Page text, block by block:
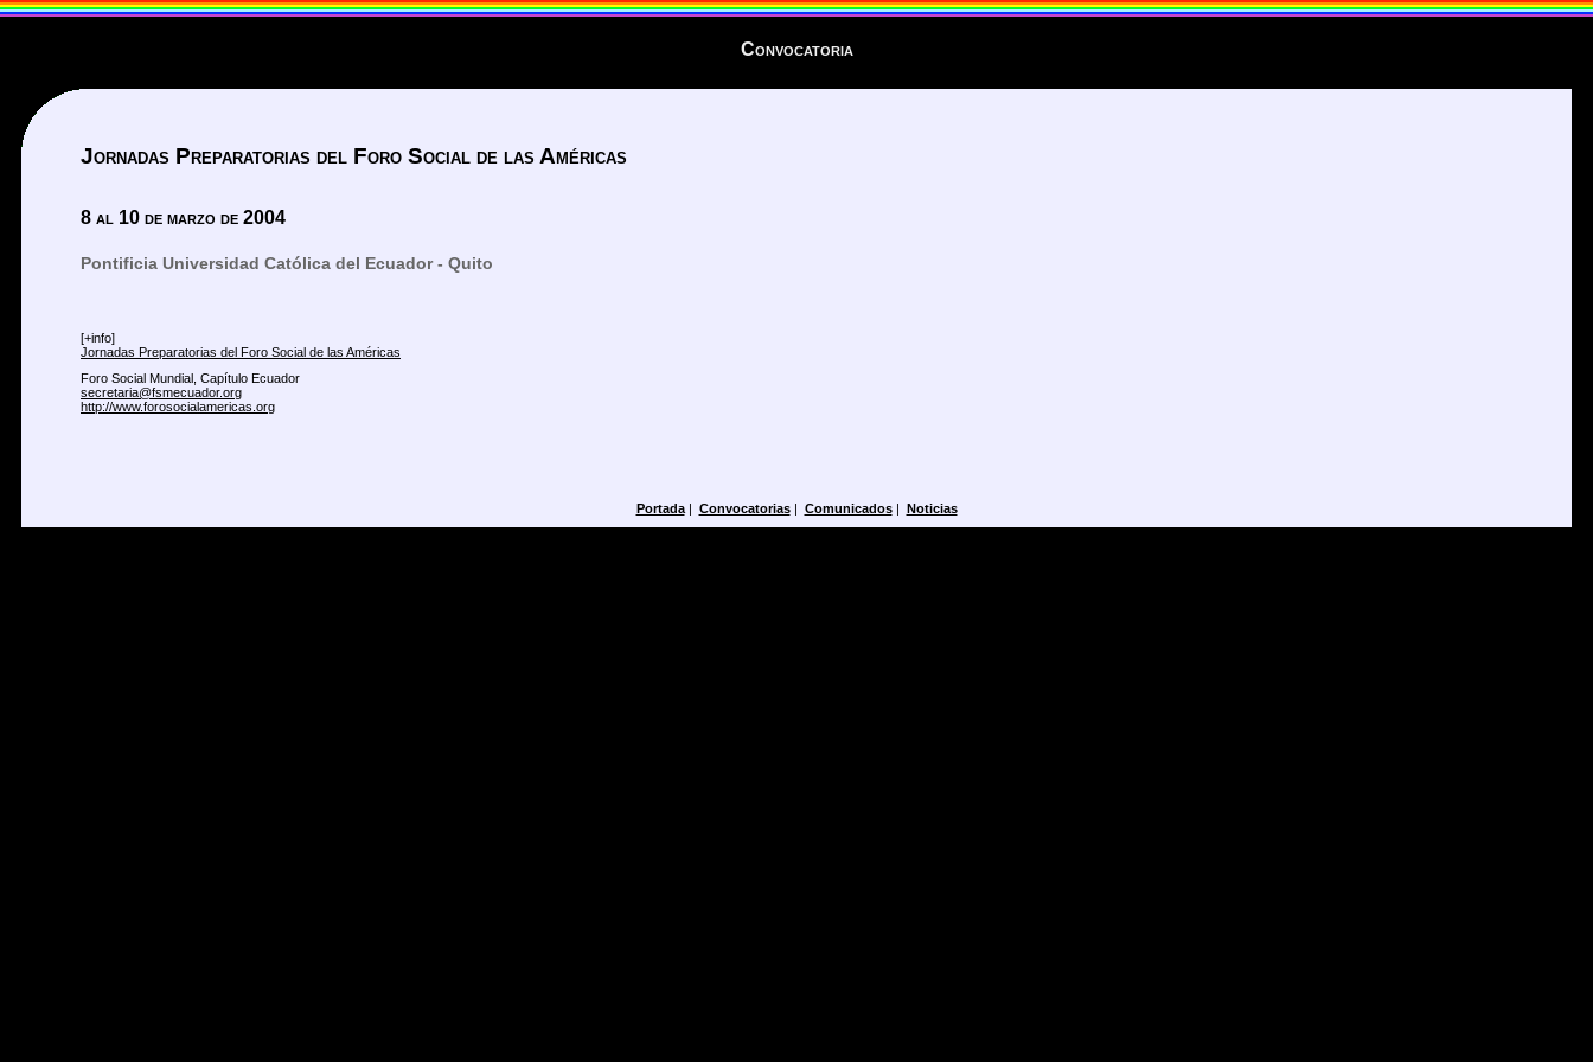
Convocatoria
Jornadas Preparatorias del Foro Social de las Américas
8 al 10 de marzo de 2004
Pontificia Universidad Católica del Ecuador - Quito
[+info]
Jornadas Preparatorias del Foro Social de las Américas
Foro Social Mundial, Capítulo Ecuador
secretaria@fsmecuador.org
http://www.forosocialamericas.org
Portada| Convocatorias| Comunicados| Noticias